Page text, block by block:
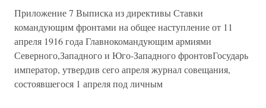
Приложение 7 Выписка из директивы Ставки
командующим фронтами на общее наступление от 11
апреля 1916 года Главнокомандующим армиями
Северного,Западного и Юго-Западного фронтовГосударь
император, утвердив сего апреля журнал совещания,
состоявшегося 1 апреля под личным